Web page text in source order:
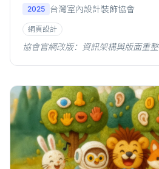
2025 台灣室內設計裝飾協會
網頁設計
協會官網改版：資訊架構與版面重整